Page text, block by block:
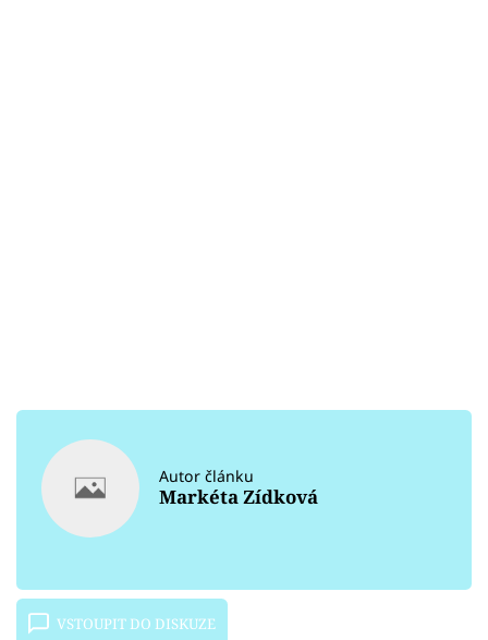
Autor článku
Markéta Zídková
VSTOUPIT DO DISKUZE